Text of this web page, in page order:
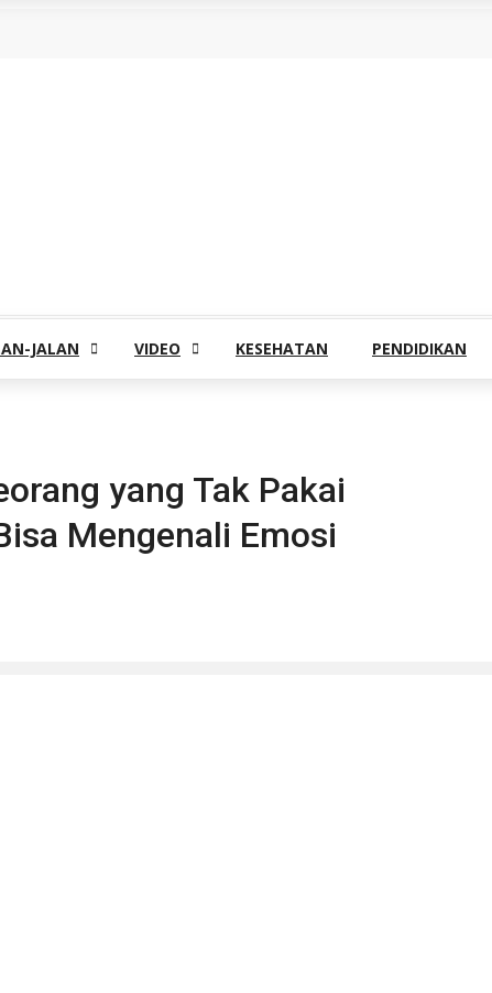
JALAN VIDEO KESEHATAN PENDIDIKAN
yang Tak Pakai
Mengenali Emosi